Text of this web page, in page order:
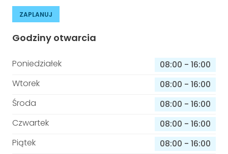
ZAPLANUJ
Godziny otwarcia
Poniedziałek 08:00 - 16:00
Wtorek
08:00 - 16:00
Środa
08:00 - 16:00
Czwartek
08:00 - 16:00
Piątek
08:00 - 16:00